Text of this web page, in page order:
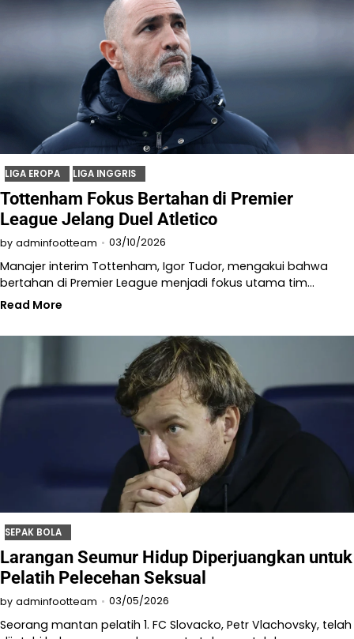
LIGA EROPA LIGA INGGRIS
Tottenham Fokus Bertahan di Premier
League Jelang Duel Atletico
by adminfootteam 03/10/2026
Manajer interim Tottenham, Igor Tudor, mengakui bahwa
bertahan di Premier League menjadi fokus utama tim…
Read More
SEPAK BOLA
Larangan Seumur Hidup Diperjuangkan untuk
Pelatih Pelecehan Seksual
by adminfootteam 03/05/2026
Seorang mantan pelatih 1. FC Slovacko, Petr Vlachovsky, telah